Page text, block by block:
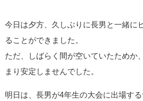
今日は夕方、久しぶりに長男と一緒に
ることができました。
ただ、しばらく間が空いていたためか
まり安定しませんでした。
明日は、長男が4年生の大会に出場する